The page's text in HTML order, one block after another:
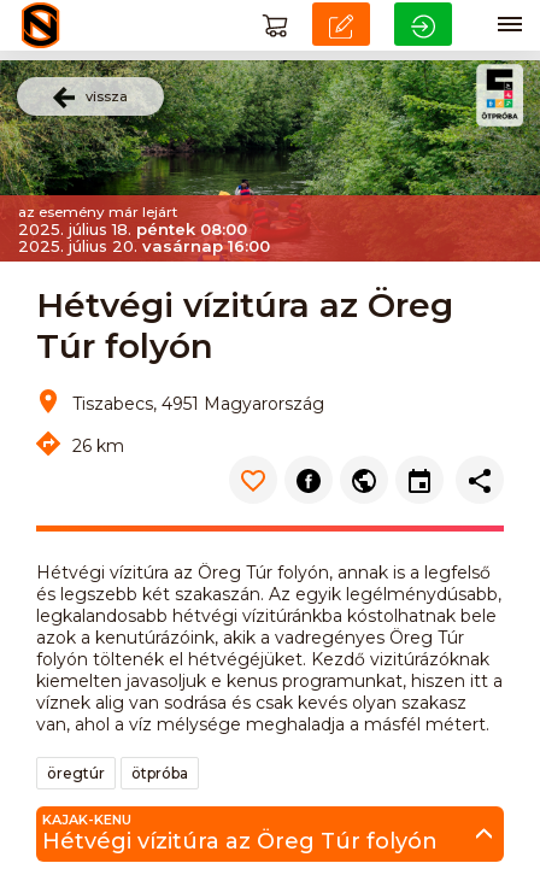
vissza
az esemény már lejárt
2025. július 18. péntek 08:00
2025. július 20. vasárnap 16:00
Hétvégi vízitúra az Öreg
Túr folyón
Tiszabecs, 4951 Magyarország
26 km
Hétvégi vízitúra az Öreg Túr folyón, annak is a legfelső
és legszebb két szakaszán. Az egyik legélménydúsabb,
legkalandosabb hétvégi vízitúránkba kóstolhatnak bele
azok a kenutúrázóink, akik a vadregényes Öreg Túr
folyón töltenék el hétvégéjüket. Kezdő vizitúrázóknak
kiemelten javasoljuk e kenus programunkat, hiszen itt a
víznek alig van sodrása és csak kevés olyan szakasz
van, ahol a víz mélysége meghaladja a másfél métert.
öregtúr ötpróba
KAJAK-KENU
Hétvégi vízitúra az Öreg Túr folyón